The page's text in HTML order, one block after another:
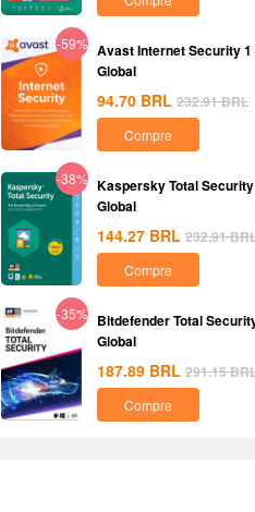
-59% Avast Internet Security 1
Global
94.70 BRL 232.91BRL
Compre
-38% Kaspersky Total
Global
144.27 BRL 232.91
Compre
-35% Bitdefender Total
Global
187.89 BRL 291.15
Compre